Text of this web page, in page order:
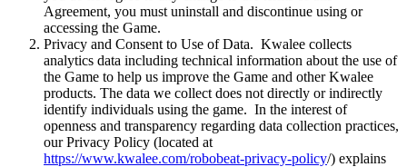
Agreement, you must uninstall and discontinue using or
accessing the Game.
Privacy and Consent to Use of Data. Kwalee collects
analytics data including technical information about the use of
the Game to help us improve the Game and other Kwalee
products. The data we collect does not directly or indirectly
identify individuals using the game. In the interest of
openness and transparency regarding data collection practices,
our Privacy Policy (located at
https://www.kwalee.com/robobeat-privacy-policy/) explains